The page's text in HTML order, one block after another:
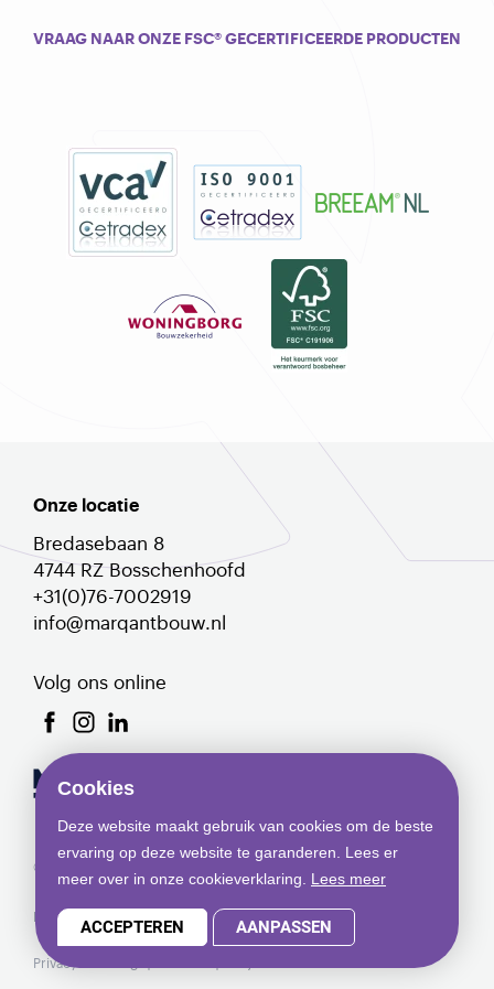
Cookies
Deze website maakt gebruik van cookies om de beste
ervaring op deze website te garanderen. Lees er
meer over in onze cookieverklaring. Lees meer
ACCEPTEREN AANPASSEN
VRAAG NAAR ONZE FSC® GECERTIFICEERDE PRODUCTEN
Onze locatie
Bredasebaan 8
4744 RZ Bosschenhoofd
+31(0)76-7002919
info@marqantbouw.nl
Volg ons online
© Copyright 2026 Marqant
Privacyverklaring Cookies
Privacyverklaring